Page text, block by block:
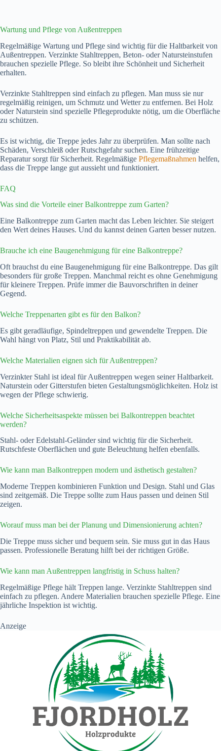
Wartung und Pflege von Außentreppen
Regelmäßige Wartung und Pflege sind wichtig für die Haltbarkeit von
Außentreppen. Verzinkte Stahltreppen, Beton- oder Natursteinstufen
brauchen spezielle Pflege. So bleibt ihre Schönheit und Sicherheit
erhalten.
Verzinkte Stahltreppen sind einfach zu pflegen. Man muss sie nur
regelmäßig reinigen, um Schmutz und Wetter zu entfernen. Bei Holz
oder Naturstein sind spezielle Pflegeprodukte nötig, um die Oberfläche
zu schützen.
Es ist wichtig, die Treppe jedes Jahr zu überprüfen. Man sollte nach
Schäden, Verschleiß oder Rutschgefahr suchen. Eine frühzeitige
Reparatur sorgt für Sicherheit. Regelmäßige Pflegemaßnahmen helfen,
dass die Treppe lange gut aussieht und funktioniert.
FAQ
Was sind die Vorteile einer Balkontreppe zum Garten?
Eine Balkontreppe zum Garten macht das Leben leichter. Sie steigert
den Wert deines Hauses. Und du kannst deinen Garten besser nutzen.
Brauche ich eine Baugenehmigung für eine Balkontreppe?
Oft brauchst du eine Baugenehmigung für eine Balkontreppe. Das gilt
besonders für große Treppen. Manchmal reicht es ohne Genehmigung
für kleinere Treppen. Prüfe immer die Bauvorschriften in deiner
Gegend.
Welche Treppenarten gibt es für den Balkon?
Es gibt geradläufige, Spindeltreppen und gewendelte Treppen. Die
Wahl hängt von Platz, Stil und Praktikabilität ab.
Welche Materialien eignen sich für Außentreppen?
Verzinkter Stahl ist ideal für Außentreppen wegen seiner Haltbarkeit.
Naturstein oder Gitterstufen bieten Gestaltungsmöglichkeiten. Holz ist
wegen der Pflege schwierig.
Welche Sicherheitsaspekte müssen bei Balkontreppen beachtet
werden?
Stahl- oder Edelstahl-Geländer sind wichtig für die Sicherheit.
Rutschfeste Oberflächen und gute Beleuchtung helfen ebenfalls.
Wie kann man Balkontreppen modern und ästhetisch gestalten?
Moderne Treppen kombinieren Funktion und Design. Stahl und Glas
sind zeitgemäß. Die Treppe sollte zum Haus passen und deinen Stil
zeigen.
Worauf muss man bei der Planung und Dimensionierung achten?
Die Treppe muss sicher und bequem sein. Sie muss gut in das Haus
passen. Professionelle Beratung hilft bei der richtigen Größe.
Wie kann man Außentreppen langfristig in Schuss halten?
Regelmäßige Pflege hält Treppen lange. Verzinkte Stahltreppen sind
einfach zu pflegen. Andere Materialien brauchen spezielle Pflege. Eine
jährliche Inspektion ist wichtig.
Anzeige